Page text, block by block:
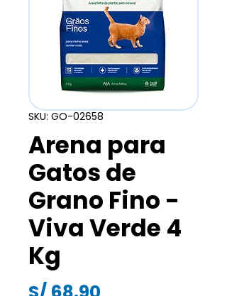
SKU: GO-02658
Arena para
Gatos de
Grano Fino -
Viva Verde 4
Kg